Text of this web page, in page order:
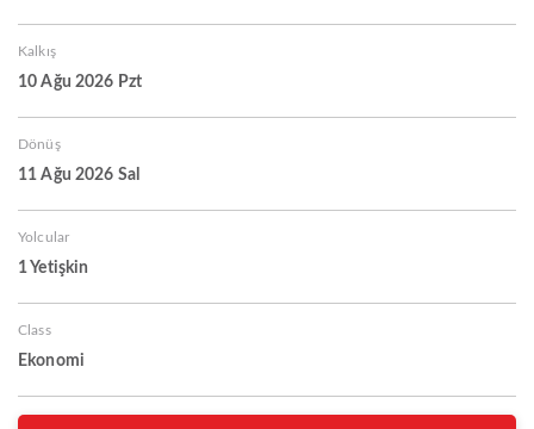
Kalkış
10 Ağu 2026 Pzt
Dönüş
11 Ağu 2026 Sal
Yolcular
1 Yetişkin
Class
Ekonomi